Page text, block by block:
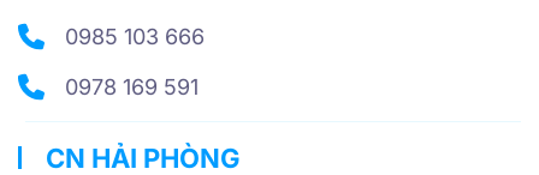
0985 103 666
0978 169 591
CN HẢI PHÒNG